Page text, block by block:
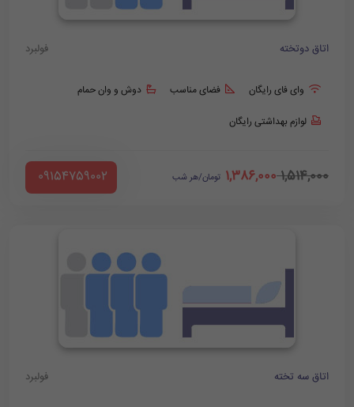
اتاق دوتخته فولبرد
وای فای رایگان فضای مناسب دوش و وان حمام
لوازم بهداشتی رایگان
1,514,000
1,386,000 تومان/هر شب ‪ 09154759002
اتاق سه تخته فولبرد